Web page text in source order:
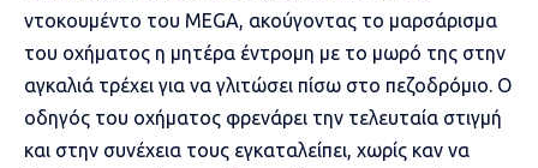
ντοκουμέντο του MEGA, ακούγοντας το μαρσάρισμα
του οχήματος η μητέρα έντρομη με το μωρό της στην
αγκαλιά τρέχει για να γλιτώσει πίσω στο πεζοδρόμιο. Ο
οδηγός του οχήματος φρενάρει την τελευταία στιγμή
και στην συνέχεια τους εγκαταλείπει, χωρίς καν να